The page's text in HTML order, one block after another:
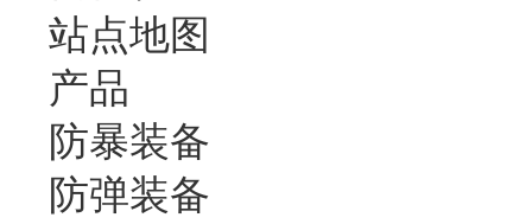
站点地图
产品
防暴装备
防弹装备